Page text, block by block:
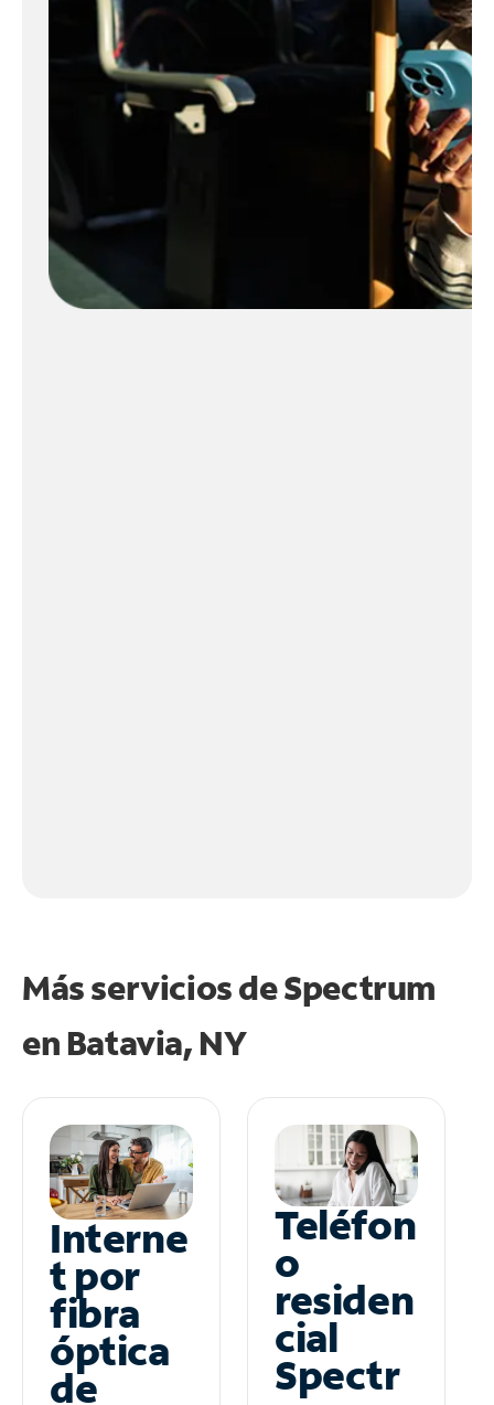
Más servicios de Spectrum
en Batavia, NY
Interne
t por
fibra
óptica
de
Teléfon
o
residen
cial
Spectr